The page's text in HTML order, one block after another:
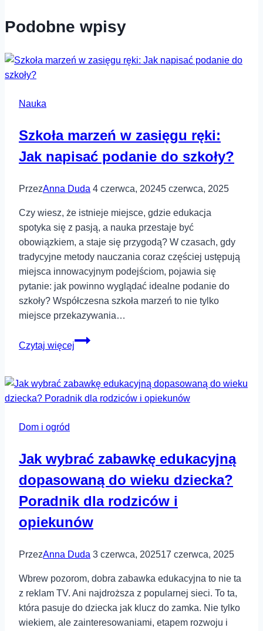
Podobne wpisy
Nauka
Szkoła marzeń w zasięgu ręki:
Jak napisać podanie do szkoły?
PrzezAnna Duda 4 czerwca, 20245 czerwca, 2025
Czy wiesz, że istnieje miejsce, gdzie edukacja
spotyka się z pasją, a nauka ⁤przestaje być
⁣obowiązkiem, a staje się przygodą? W czasach, gdy
tradycyjne ⁢metody nauczania coraz częściej ustępują
⁤miejsca innowacyjnym podejściom, pojawia się
pytanie: ‍jak powinno wyglądać idealne podanie do
szkoły? Współczesna szkoła marzeń‍ to nie tylko
miejsce przekazywania…
Czytaj więcej
Szkoła
zasięgu
ręki:
do
Dom i ogród
Jak wybrać zabawkę edukacyjną
dopasowaną do wieku dziecka?
Poradnik dla rodziców i
opiekunów
PrzezAnna Duda 3 czerwca, 202517 czerwca, 2025
Wbrew pozorom, dobra zabawka edukacyjna to nie ta
z reklam TV. Ani najdroższa z popularnej sieci. To ta,
która pasuje do dziecka jak klucz do zamka. Nie tylko
wiekiem, ale zainteresowaniami, etapem rozwoju i